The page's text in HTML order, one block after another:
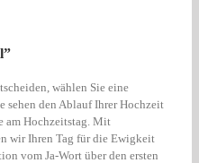
wählen Sie eine
sehen den Ablauf Ihrer Hochzeit
am Hochzeitstag. Mit
wir Ihren Tag für die Ewigkeit
vom Ja-Wort über den ersten